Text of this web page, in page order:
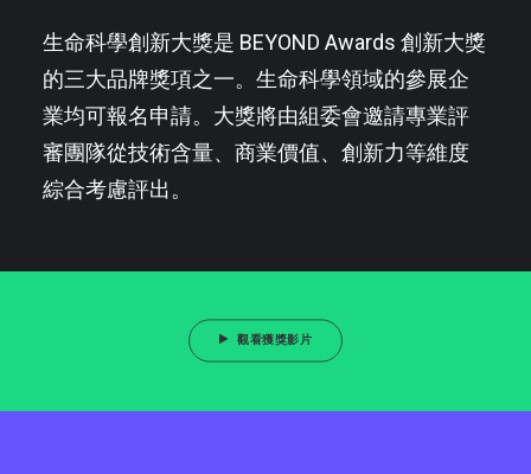
生命科學創新大獎是 BEYOND Awards 創新大獎
的三大品牌獎項之一。生命科學領域的參展企
業均可報名申請。大獎將由組委會邀請專業評
審團隊從技術含量、商業價值、創新力等維度
綜合考慮評出。
觀看獲獎影片